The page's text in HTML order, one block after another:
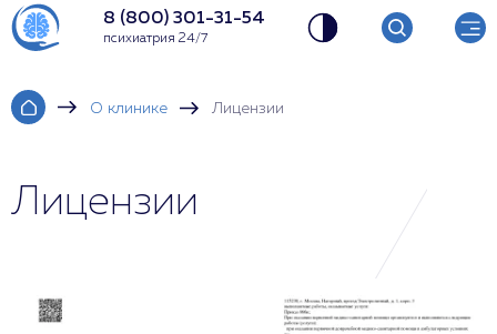
8 (800) 301-31-54
психиатрия 24/7
О клинике Лицензии
Лицензии